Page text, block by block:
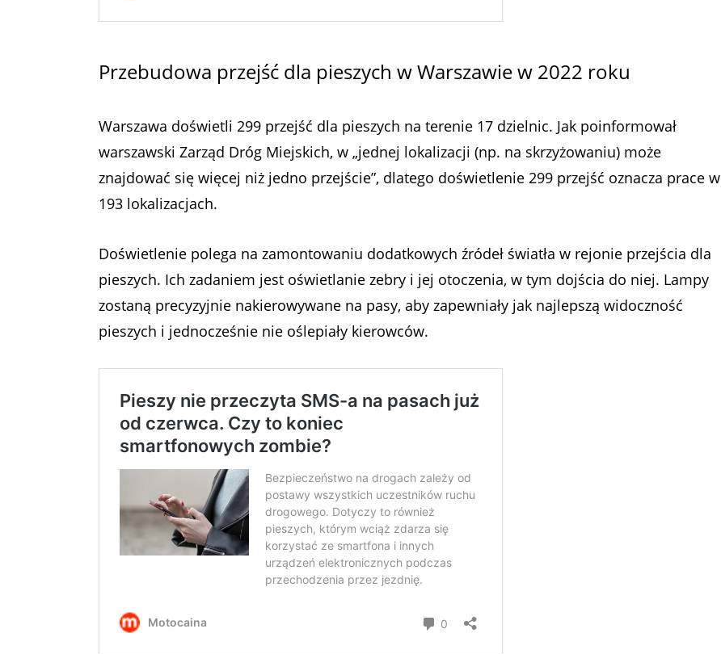
Przebudowa przejść dla pieszych w Warszawie w 2022 roku
Warszawa doświetli 299 przejść dla pieszych na terenie 17 dzielnic. Jak poinformował
warszawski Zarząd Dróg Miejskich, w „jednej lokalizacji (np. na skrzyżowaniu) może
znajdować się więcej niż jedno przejście”, dlatego doświetlenie 299 przejść oznacza prace w
193 lokalizacjach.
Doświetlenie polega na zamontowaniu dodatkowych źródeł światła w rejonie przejścia dla
pieszych. Ich zadaniem jest oświetlanie zebry i jej otoczenia, w tym dojścia do niej. Lampy
zostaną precyzyjnie nakierowywane na pasy, aby zapewniały jak najlepszą widoczność
pieszych i jednocześnie nie oślepiały kierowców.